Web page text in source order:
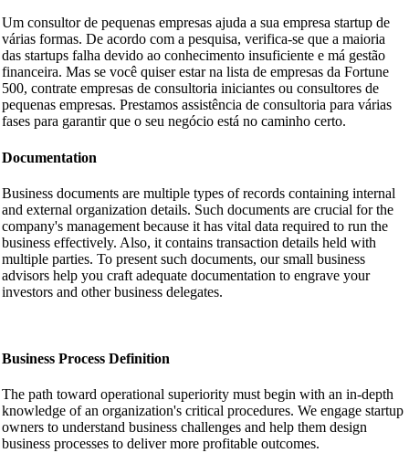
Um consultor de pequenas empresas ajuda a sua empresa startup de
várias formas. De acordo com a pesquisa, verifica-se que a maioria
das startups falha devido ao conhecimento insuficiente e má gestão
financeira. Mas se você quiser estar na lista de empresas da Fortune
500, contrate empresas de consultoria iniciantes ou consultores de
pequenas empresas. Prestamos assistência de consultoria para várias
fases para garantir que o seu negócio está no caminho certo.
Documentation
Business documents are multiple types of records containing internal
and external organization details. Such documents are crucial for the
company's management because it has vital data required to run the
business effectively. Also, it contains transaction details held with
multiple parties. To present such documents, our small business
advisors help you craft adequate documentation to engrave your
investors and other business delegates.
Business Process Definition
The path toward operational superiority must begin with an in-depth
knowledge of an organization's critical procedures. We engage startup
owners to understand business challenges and help them design
business processes to deliver more profitable outcomes.